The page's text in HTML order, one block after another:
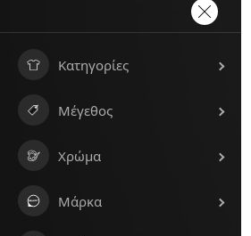
Κατηγορίες
Μέγεθος
Χρώμα
Μάρκα